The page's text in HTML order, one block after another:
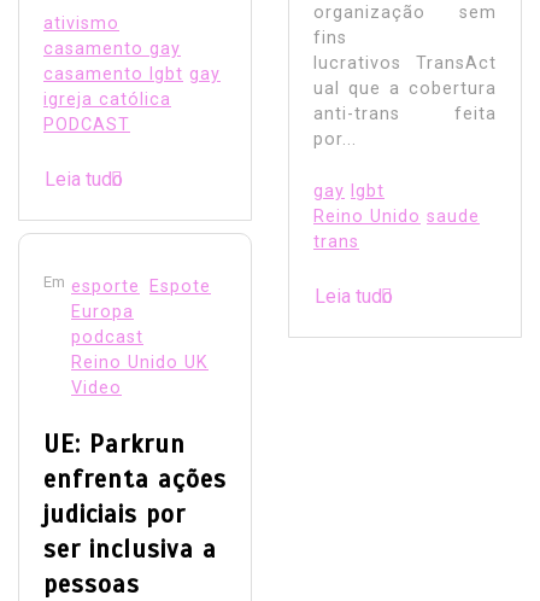
ativismo
casamento gay
casamento lgbt gay
igreja católica
PODCAST
Leia tudo
Em esporte
Espote
Europa
podcast
Reino Unido UK
Video
UE: Parkrun
enfrenta ações
judiciais por
ser inclusiva a
pessoas
organização sem
fins
lucrativos TransAct
ual que a cobertura
anti-trans feita
por...
gay
lgbt
Reino Unido saude
trans
Leia tudo